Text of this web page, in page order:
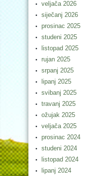
veljača 2026
siječanj 2026
prosinac 2025
studeni 2025
listopad 2025
rujan 2025
srpanj 2025
lipanj 2025
svibanj 2025
travanj 2025
ožujak 2025
veljača 2025
prosinac 2024
studeni 2024
listopad 2024
lipanj 2024